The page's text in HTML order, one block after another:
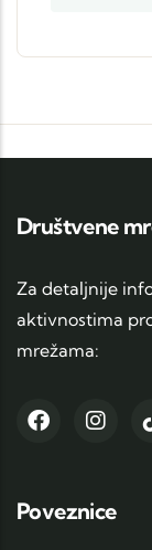
Društvene
Za detaljnije
aktivnostima
mrežama:
Poveznice